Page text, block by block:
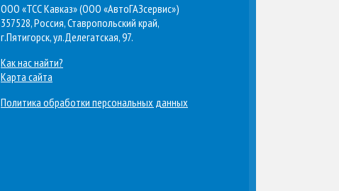
ООО «ТСС Кавказ» (ООО «АвтоГАЗсервис»)
357528, Россия, Ставропольский край,
г.Пятигорск, ул.Делегатская, 97.
Как нас найти?
Карта сайта
Политика обработки персональных данных